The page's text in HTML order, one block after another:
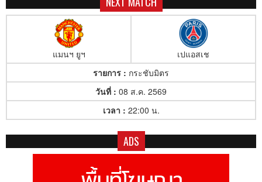
แมนฯ ยูฯ
เปแอสเช
รายการ : กระชับมิตร
วันที่ : 08 ส.ค. 2569
เวลา : 22:00 น.
ADS